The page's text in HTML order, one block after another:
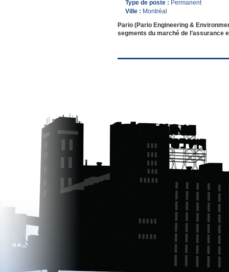
Type de poste : Permanent
Ville : Montréal
Pario (Pario Engineering &
segments du marché de